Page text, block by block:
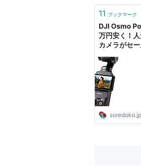
11 ブックマーク
DJI Osmo
万円安く！
カメラがセ
デー2025】
soredoko.jp